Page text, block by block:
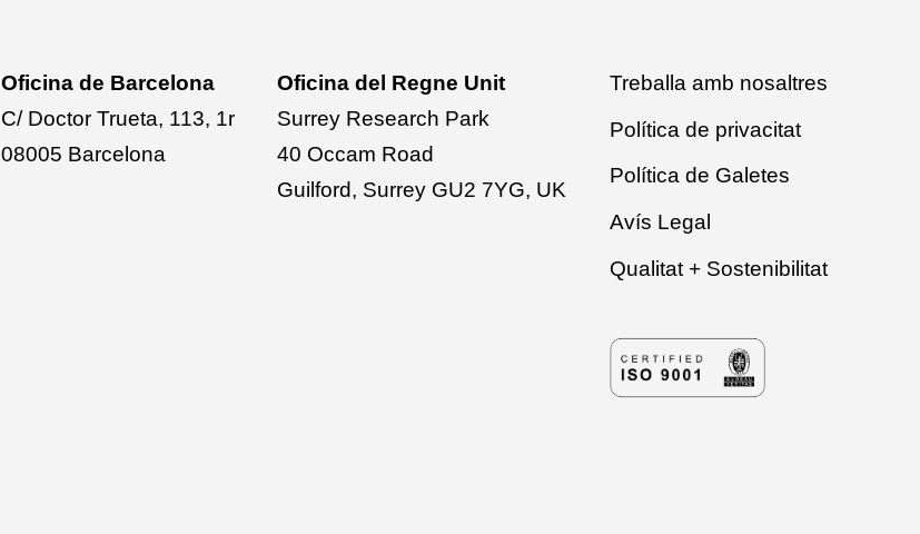
Oficina de Barcelona
C/ Doctor Trueta, 113, 1r
08005 Barcelona
Oficina del Regne Unit
Surrey Research Park
40 Occam Road
Guilford, Surrey GU2 7YG, UK
Treballa amb nosaltres
Política de privacitat
Política de Galetes
Avís Legal
Qualitat + Sostenibilitat